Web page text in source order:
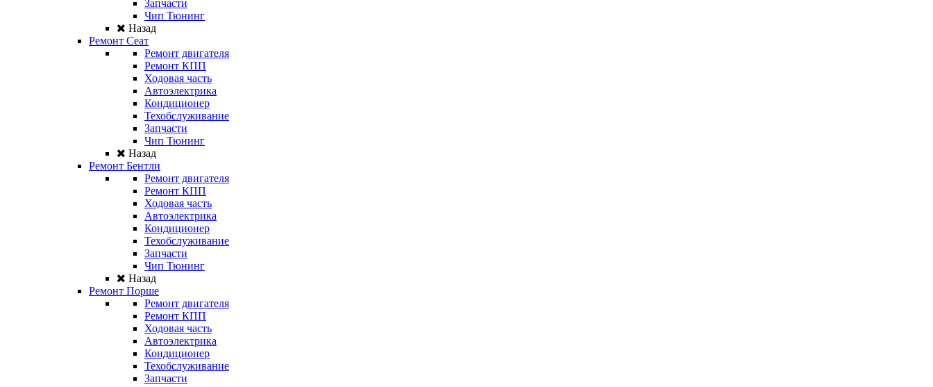
Запчасти
Чип Тюнинг
Назад
Ремонт Сеат
Ремонт двигателя
Ремонт КПП
Ходовая часть
Автоэлектрика
Кондиционер
Техобслуживание
Запчасти
Чип Тюнинг
Назад
Ремонт Бентли
Ремонт двигателя
Ремонт КПП
Ходовая часть
Автоэлектрика
Кондиционер
Техобслуживание
Запчасти
Чип Тюнинг
Назад
Ремонт Порше
Ремонт двигателя
Ремонт КПП
Ходовая часть
Автоэлектрика
Кондиционер
Техобслуживание
Запчасти